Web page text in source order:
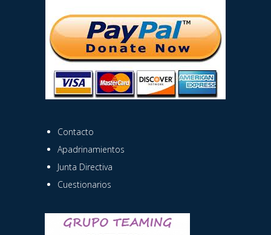
Contacto
Apadrinamientos
Junta Directiva
Cuestionarios